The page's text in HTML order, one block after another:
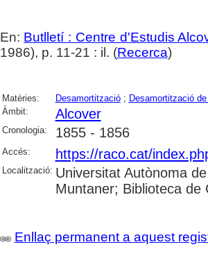
En: Butlletí : Centre d'Estudis
1986), p. 11-21 : il. (Recerca)
Matèries: Desamortització; Desamortització
Àmbit:
Alcover
Cronologia: 1855 - 1856
Accés: https://raco.cat/
Localització: Universitat Autònoma
Muntaner; Biblioteca de
Enllaç permanent a aquest